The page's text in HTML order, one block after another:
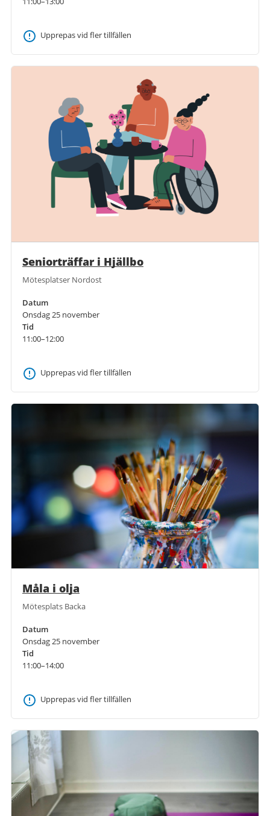
Upprepas vid fler tillfällen
Seniorträffar i Hjällbo
Mötesplatser Nordost
Datum
Onsdag 25 november
Tid
11:00–12:00
Upprepas vid fler tillfällen
Måla i olja
Mötesplats Backa
Datum
Onsdag 25 november
Tid
11:00–14:00
Upprepas vid fler tillfällen